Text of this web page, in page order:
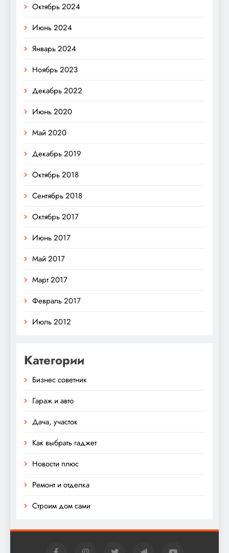
Октябрь 2024
Июнь 2024
Январь 2024
Ноябрь 2023
Декабрь 2022
Июнь 2020
Май 2020
Декабрь 2019
Октябрь 2018
Сентябрь 2018
Октябрь 2017
Июнь 2017
Май 2017
Март 2017
Февраль 2017
Июль 2012
Категории
Бизнес советник
Гараж и авто
Дача, участок
Как выбрать гаджет
Новости плюс
Ремонт и отделка
Строим дом сами